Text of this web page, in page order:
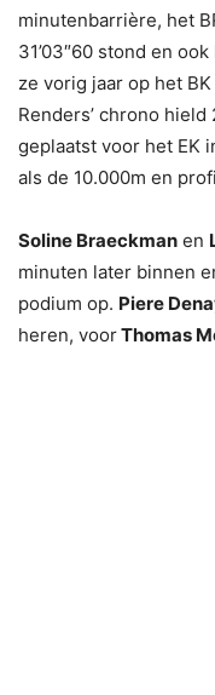
minutenbarrière, het
31’03″60 stond en
ze vorig jaar op het
Renders’ chrono hield
geplaatst voor het EK
als de 10.000m en
Soline Braeckman en
minuten later binnen
podium op. Piere
heren, voorThomas